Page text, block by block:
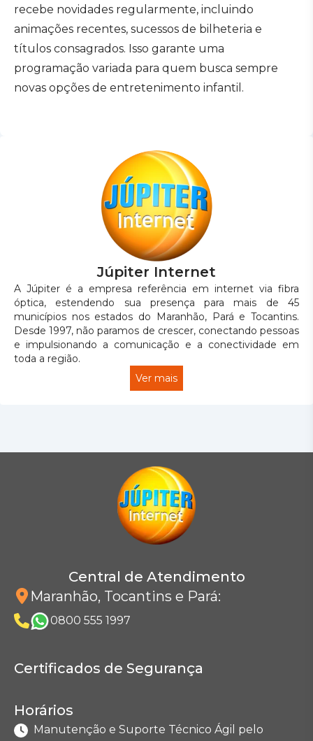
recebe novidades regularmente, incluindo
animações recentes, sucessos de bilheteria e
títulos consagrados. Isso garante uma
programação variada para quem busca sempre
novas opções de entretenimento infantil.
Júpiter Internet
A Júpiter é a empresa referência em internet via fibra
óptica, estendendo sua presença para mais de 45
municípios nos estados do Maranhão, Pará e Tocantins.
Desde 1997, não paramos de crescer, conectando pessoas
e impulsionando a comunicação e a conectividade em
toda a região.
Ver mais
Central de Atendimento
Maranhão, Tocantins e Pará:
0800 555 1997
Certificados de Segurança
Horários
Manutenção e Suporte Técnico Ágil pelo